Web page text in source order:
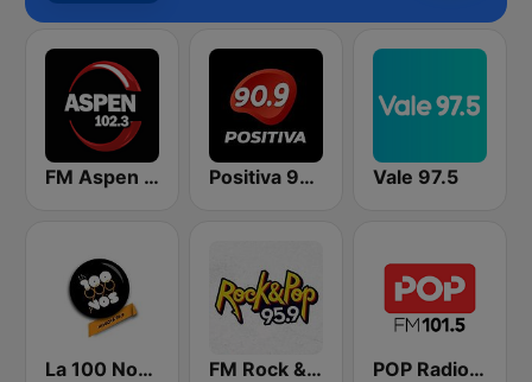
FM Aspen 102.3 Positiva 90.9 - Radio Mitre Corrientes Vale 97.5
La 100 Nogoyá FM Rock & Pop POP Radio 101.5